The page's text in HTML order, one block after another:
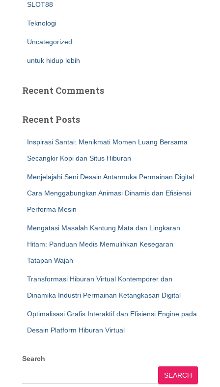
SLOT88
Teknologi
Uncategorized
untuk hidup lebih
Recent Comments
Recent Posts
Inspirasi Santai: Menikmati Momen Luang Bersama
Secangkir Kopi dan Situs Hiburan
Menjelajahi Seni Desain Antarmuka Permainan Digital:
Cara Menggabungkan Animasi Dinamis dan Efisiensi
Performa Mesin
Mengatasi Masalah Kantung Mata dan Lingkaran
Hitam: Panduan Medis Memulihkan Kesegaran
Tatapan Wajah
Transformasi Hiburan Virtual Kontemporer dan
Dinamika Industri Permainan Ketangkasan Digital
Optimalisasi Grafis Interaktif dan Efisiensi Engine pada
Desain Platform Hiburan Virtual
Search
SEARCH